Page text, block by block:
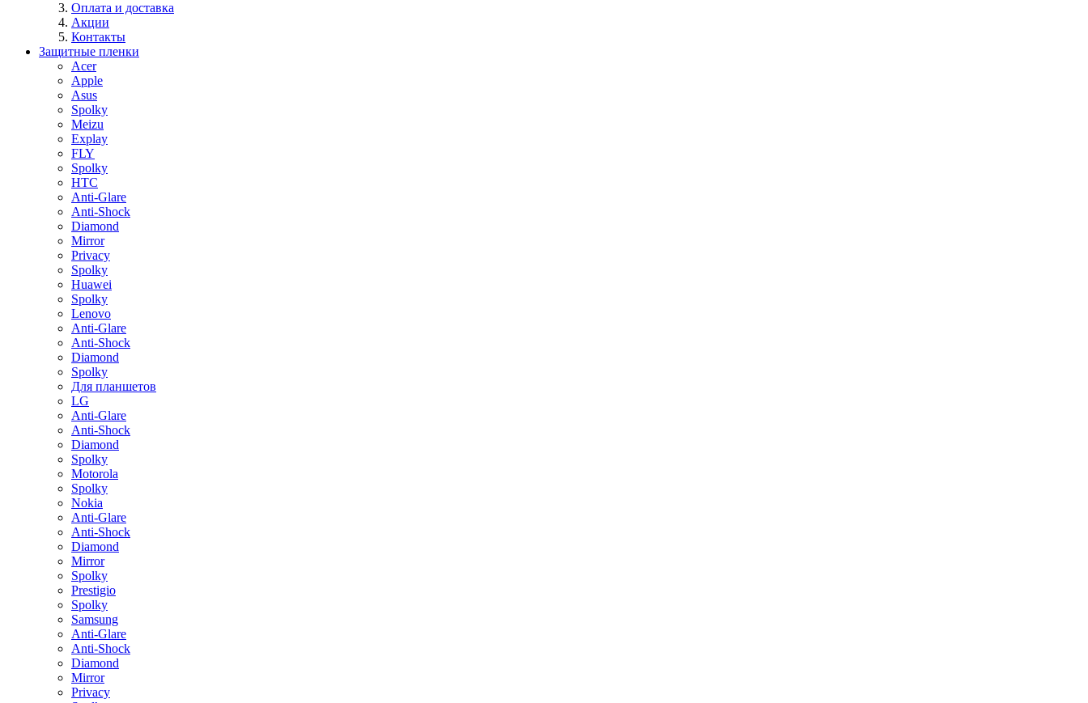
Оплата и доставка
Акции
Контакты
Защитные пленки
Acer
Apple
Asus
Spolky
Meizu
Explay
FLY
Spolky
HTC
Anti-Glare
Anti-Shock
Diamond
Mirror
Privacy
Spolky
Huawei
Spolky
Lenovo
Anti-Glare
Anti-Shock
Diamond
Spolky
Для планшетов
LG
Anti-Glare
Anti-Shock
Diamond
Spolky
Motorola
Spolky
Nokia
Anti-Glare
Anti-Shock
Diamond
Mirror
Spolky
Prestigio
Spolky
Samsung
Anti-Glare
Anti-Shock
Diamond
Mirror
Privacy